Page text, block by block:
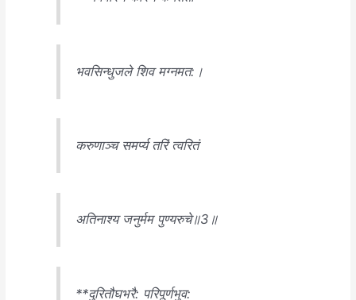
भवसिन्धुजले शिव मग्नमत:।
करुणाञ्च सम‌र्प्य तरिं त्वरितं
अतिनाश्य जनुर्मम पुण्यरुचे॥3॥
**दुरितौघभरै: परिपूर्णभुव: